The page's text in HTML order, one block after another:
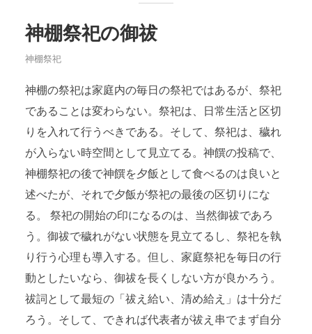
神棚祭祀の御祓
神棚祭祀
神棚の祭祀は家庭内の毎日の祭祀ではあるが、祭祀
であることは変わらない。祭祀は、日常生活と区切
りを入れて行うべきである。そして、祭祀は、穢れ
が入らない時空間として見立てる。神饌の投稿で、
神棚祭祀の後で神饌を夕飯として食べるのは良いと
述べたが、それで夕飯が祭祀の最後の区切りにな
る。 祭祀の開始の印になるのは、当然御祓であろ
う。御祓で穢れがない状態を見立てるし、祭祀を執
り行う心理も導入する。但し、家庭祭祀を毎日の行
動としたいなら、御祓を長くしない方が良かろう。
祓詞として最短の「祓え給い、清め給え」は十分だ
ろう。そして、できれば代表者が祓え串でまず自分